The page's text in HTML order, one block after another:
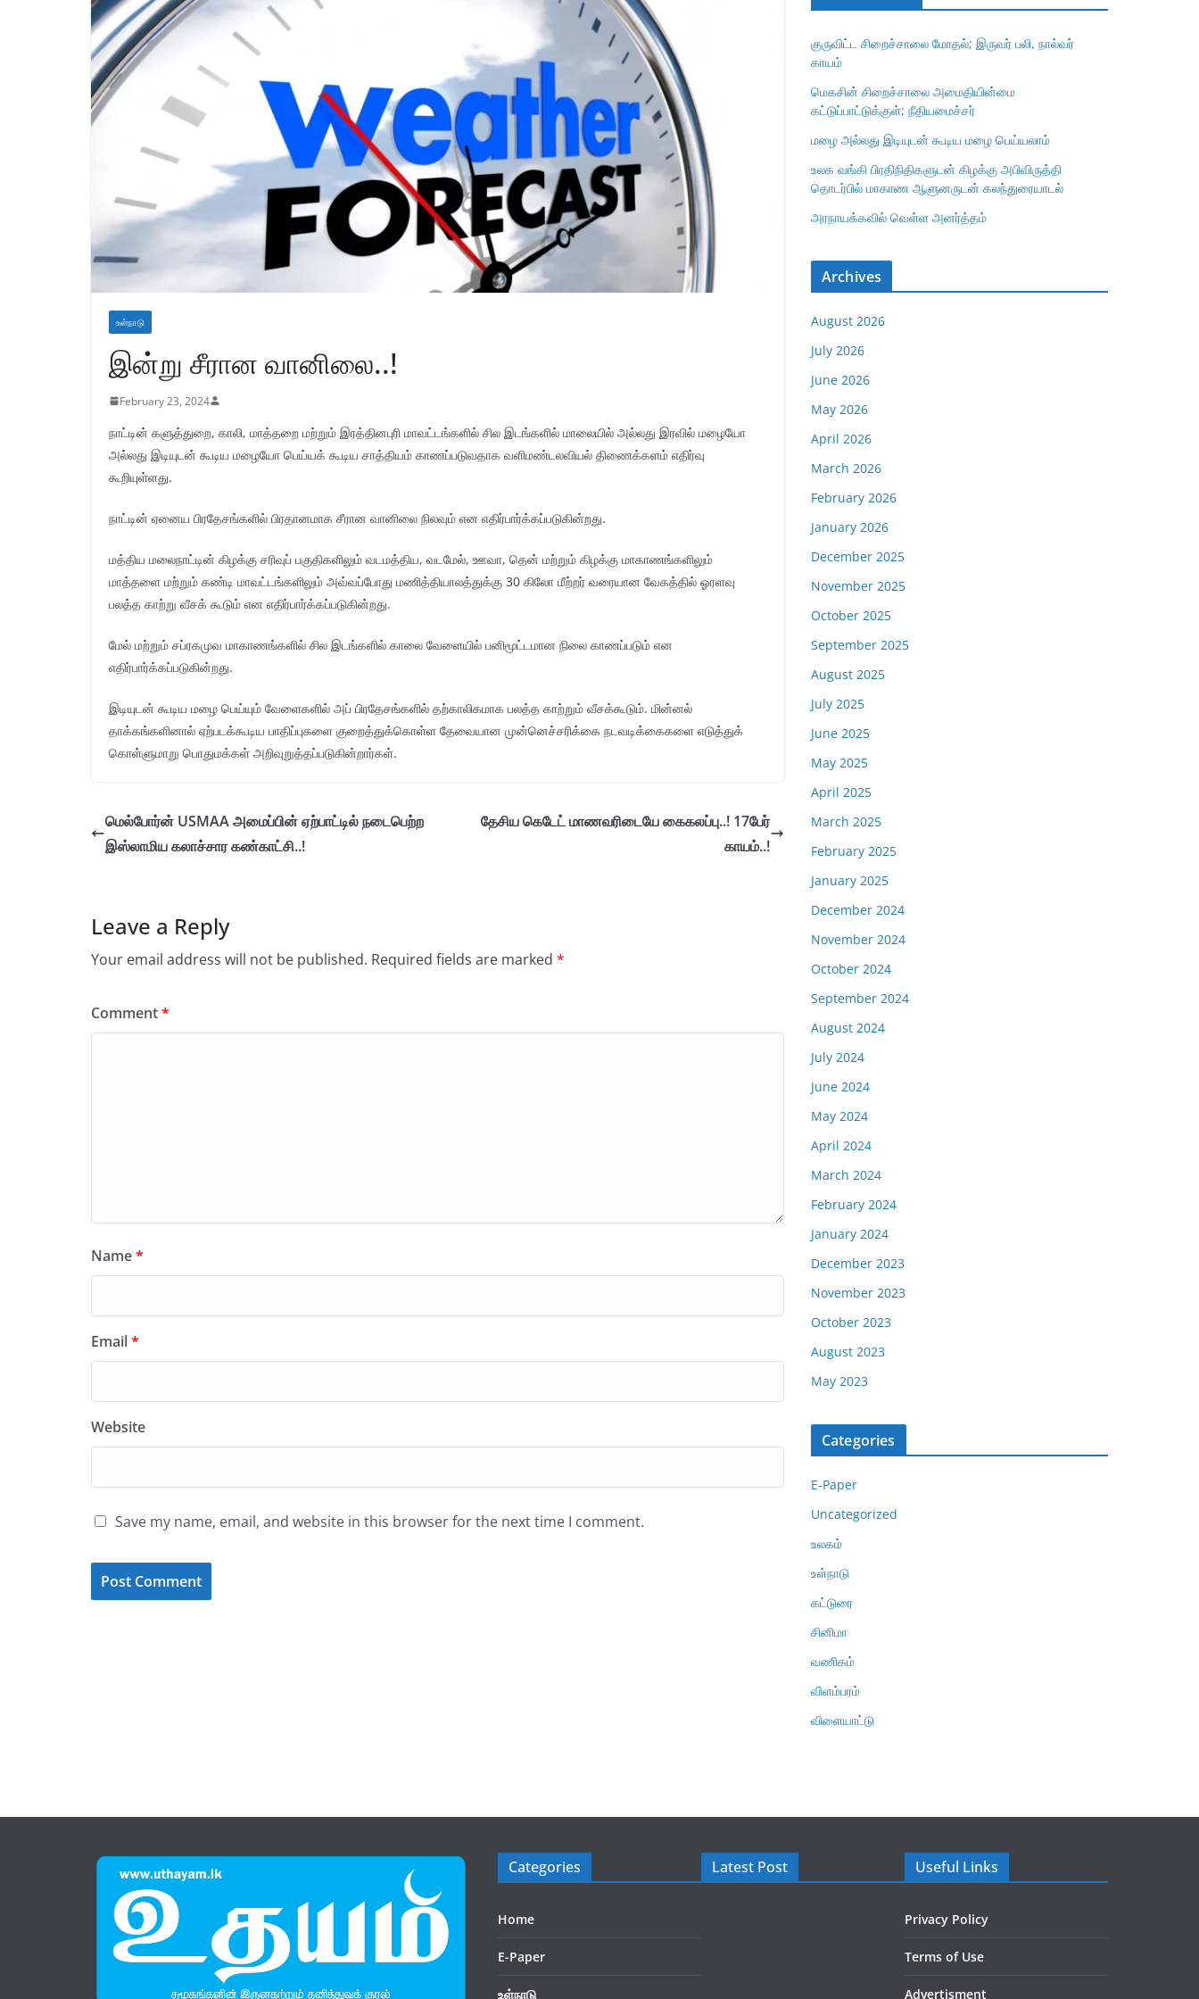
உள்நாடு
இன்று சீரான வானிலை..!
February 23, 2024
நாட்டின் களுத்துறை, காலி, மாத்தறை மற்றும் இரத்தினபுரி மாவட்டங்களில் சில இடங்களில் மாலையில் அல்லது இரவில் மழையோ
அல்லது இடியுடன் கூடிய மழையோ பெய்யக் கூடிய சாத்தியம் காணப்படுவதாக வளிமண்டலவியல் திணைக்களம் எதிர்வு
கூறியுள்ளது.
நாட்டின் ஏனைய பிரதேசங்களில் பிரதானமாக சீரான வானிலை நிலவும் என எதிர்பார்க்கப்படுகின்றது.
மத்திய மலைநாட்டின் கிழக்கு சரிவுப் பகுதிகளிலும் வடமத்திய, வடமேல், ஊவா, தென் மற்றும் கிழக்கு மாகாணங்களிலும்
மாத்தளை மற்றும் கண்டி மாவட்டங்களிலும் அவ்வப்போது மணித்தியாலத்துக்கு 30 கிலோ மீற்றர் வரையான வேகத்தில் ஓரளவு
பலத்த காற்று வீசக் கூடும் என எதிர்பார்க்கப்படுகின்றது.
மேல் மற்றும் சப்ரகமுவ மாகாணங்களில் சில இடங்களில் காலை வேளையில் பனிமூட்டமான நிலை காணப்படும் என
எதிர்பார்க்கப்படுகின்றது.
இடியுடன் கூடிய மழை பெய்யும் வேளைகளில் அப் பிரதேசங்களில் தற்காலிகமாக பலத்த காற்றும் வீசக்கூடும். மின்னல்
தாக்கங்களினால் ஏற்படக்கூடிய பாதிப்புகளை குறைத்துக்கொள்ள தேவையான முன்னெச்சரிக்கை நடவடிக்கைகளை எடுத்துக்
கொள்ளுமாறு பொதுமக்கள் அறிவுறுத்தப்படுகின்றார்கள்.
மெல்போர்ன் USMAA அமைப்பின் ஏற்பாட்டில் நடைபெற்ற
இஸ்லாமிய கலாச்சார கண்காட்சி..!
தேசிய கெடேட் மாணவரிடையே கைகலப்பு..! 17பேர்
காயம்..!
Leave a Reply
Your email address will not be published. Required fields are marked *
Comment*
Name*
Email*
Website
Save my name, email, and website in this browser for the next time I comment.
குருவிட்ட சிறைச்சாலை மோதல்; இருவர் பலி, நால்வர்
காயம்
மெகசின் சிறைச்சாலை அமைதியின்மை
கட்டுப்பாட்டுக்குள்; நீதியமைச்சர்
மழை அல்லது இடியுடன் கூடிய மழை பெய்யலாம்
உலக வங்கி பிரதிநிதிகளுடன் கிழக்கு அபிவிருத்தி
தொடர்பில் மாகாண ஆளுனருடன் கலந்துரையாடல்
அரநாயக்கவில் வெள்ள அனர்த்தம்
Archives
August 2026
July 2026
June 2026
May 2026
April 2026
March 2026
February 2026
January 2026
December 2025
November 2025
October 2025
September 2025
August 2025
July 2025
June 2025
May 2025
April 2025
March 2025
February 2025
January 2025
December 2024
November 2024
October 2024
September 2024
August 2024
July 2024
June 2024
May 2024
April 2024
March 2024
February 2024
January 2024
December 2023
November 2023
October 2023
August 2023
May 2023
Categories
E-Paper
Uncategorized
உலகம்
உள்நாடு
கட்டுரை
சினிமா
வணிகம்
விளம்பரம்
விளையாட்டு
Categories
Home
E-Paper
உள்நாடு
Latest Post Useful Links
Privacy Policy
Terms of Use
Advertisment